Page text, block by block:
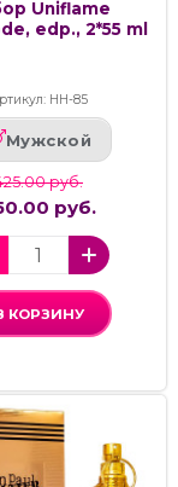
Uniflame
edp., 2*55 ml
НН-85
Мужской
руб.
руб.
КОРЗИНУ